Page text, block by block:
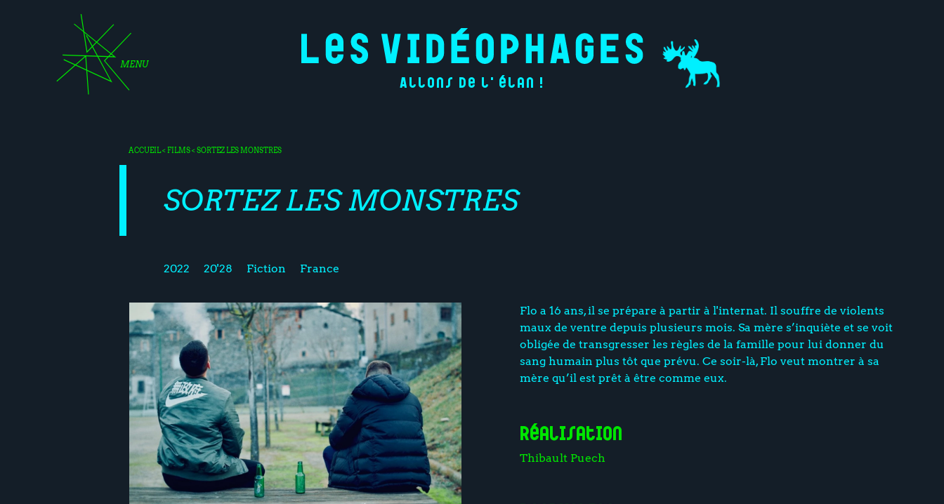
MENU
Allons de l'élan !
ACCUEIL<FILMS< SORTEZ LES MONSTRES
SORTEZ LES MONSTRES
2022 20'28 Fiction France
Flo a 16 ans, il se prépare à partir à l'internat. Il souffre de violents
maux de ventre depuis plusieurs mois. Sa mère s’inquiète et se voit
obligée de transgresser les règles de la famille pour lui donner du
sang humain plus tôt que prévu. Ce soir-là, Flo veut montrer à sa
mère qu’il est prêt à être comme eux.
Réalisation
Thibault Puech